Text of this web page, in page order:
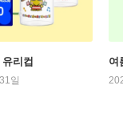
리컵
일
여